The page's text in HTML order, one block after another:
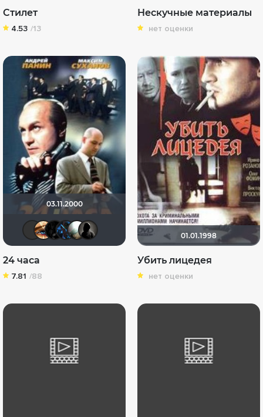
Стилет
4.53 /13
Нескучные материалы
нет оценки
03.11.2000
Бомжара с дробовиком
Наташа Фил
Скользящий
Dmitry Swed
Алексей Павлов
Shadow
24 часа
7.81 /88
01.01.1998
Убить лицедея
нет оценки